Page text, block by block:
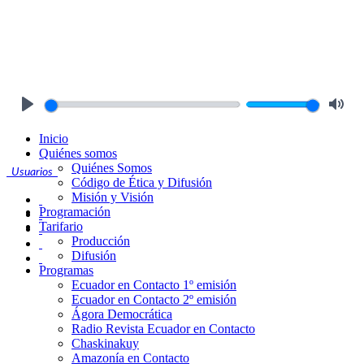
Usuarios
Inicio
Quiénes somos
Quiénes Somos
Código de Ética y Difusión
Misión y Visión
Programación
Tarifario
Producción
Difusión
Programas
Ecuador en Contacto 1º emisión
Ecuador en Contacto 2º emisión
Ágora Democrática
Radio Revista Ecuador en Contacto
Chaskinakuy
Amazonía en Contacto